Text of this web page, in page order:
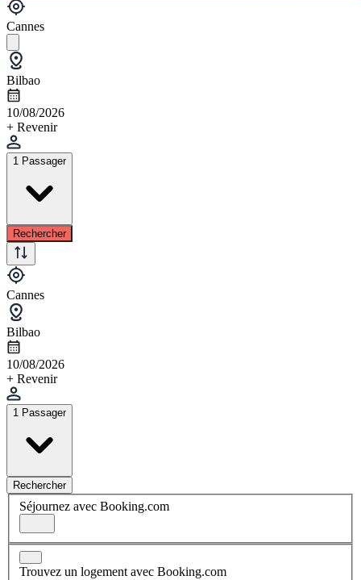
Cannes
Bilbao
10/08/2026
+ Revenir
1 Passager
Rechercher
Cannes
Bilbao
10/08/2026
+ Revenir
1 Passager
Rechercher
Séjournez avec Booking.com
Trouvez un logement avec Booking.com